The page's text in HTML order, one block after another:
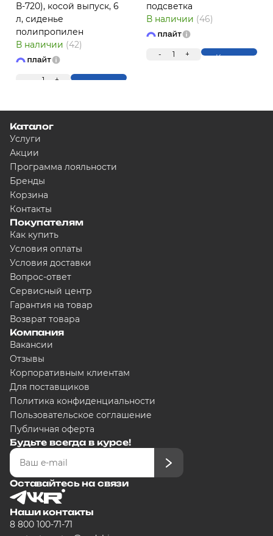
Оплачивайте сегодня только
Оставшиеся части будут
графику
В-720), косой выпуск, 6
л, сиденье
полипропилен
В наличии (42)
1 + Купить
подсветка
В наличии (46)
- 1 + Купить
Каталог
Услуги
Акции
Программа лояльности
Бренды
Корзина
Контакты
Покупателям
Как купить
Условия оплаты
Условия доставки
Вопрос-ответ
Сервисный центр
Гарантия на товар
Возврат товара
Компания
Вакансии
Отзывы
Корпоративным клиентам
Для поставщиков
Политика конфиденциальности
Пользовательское соглашение
Публичная оферта
Будьте всегда в курсе!
Оставайтесь на связи
Наши контакты
8 800 100-71-71